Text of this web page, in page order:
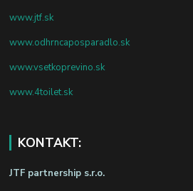
www.jtf.sk
www.odhrncaposparadlo.sk
www.vsetkoprevino.sk
www.4toilet.sk
KONTAKT:
JTF partnership s.r.o.